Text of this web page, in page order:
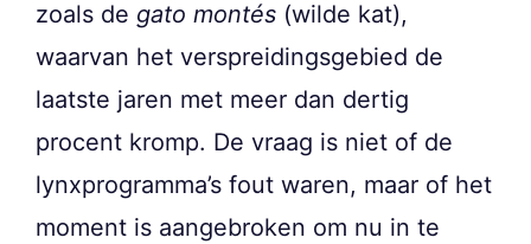
zoals de gato montés (wilde kat),
waarvan het verspreidingsgebied de
laatste jaren met meer dan dertig
procent kromp. De vraag is niet of de
lynxprogramma’s fout waren, maar of het
moment is aangebroken om nu in te